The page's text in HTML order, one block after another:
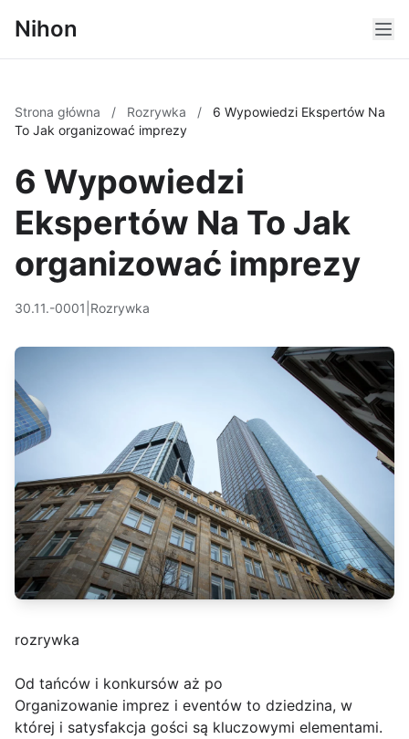
Nihon
Strona główna / Rozrywka /
6 Wypowiedzi Ekspertów Na
To Jak organizować imprezy
6 Wypowiedzi
Ekspertów Na To Jak
organizować imprezy
30.11.-0001 Rozrywka
rozrywka
Od tańców i konkursów aż po
Organizowanie imprez i eventów to dziedzina, w
której i satysfakcja gości są kluczowymi elementami.